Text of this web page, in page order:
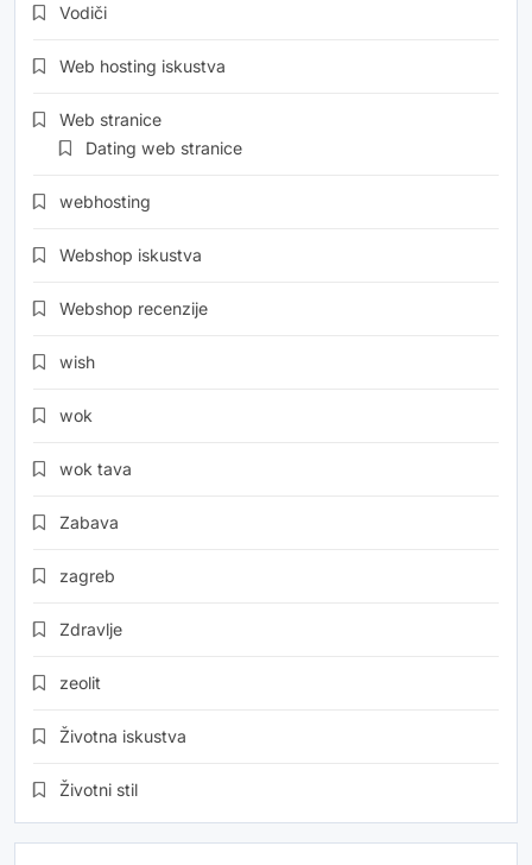
Vodiči
Web hosting iskustva
Web stranice
Dating web stranice
webhosting
Webshop iskustva
Webshop recenzije
wish
wok
wok tava
Zabava
zagreb
Zdravlje
zeolit
Životna iskustva
Životni stil